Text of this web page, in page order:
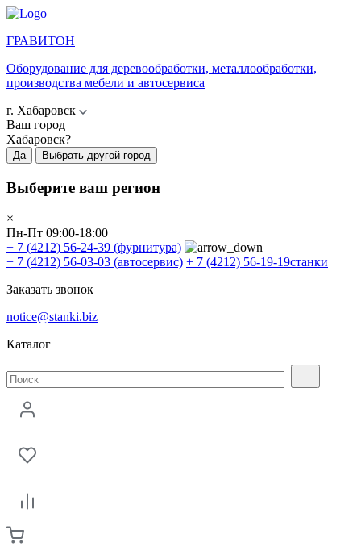
ГРАВИТОН
Оборудование для деревообработки, металлообработки,
производства мебели и автосервиса
г. Хабаровск
Ваш город
Хабаровск?
Да Выбрать другой город
Выберите ваш регион
×
Пн-Пт 09:00-18:00
+ 7 (4212) 56-24-39 (фурнитура)
+ 7 (4212) 56-03-03 (автосервис) + 7 (4212) 56-19-19станки
Заказать звонок
notice@stanki.biz
Каталог